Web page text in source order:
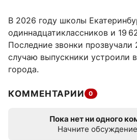
В 2026 году школы
одиннадцатиклассников и 19
Последние звонки
случаю выпускники устроили
города.
КОММЕНТАРИИ 0
Пока нет ни одного
Начните